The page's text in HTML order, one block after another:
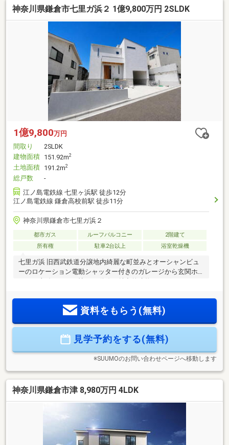
神奈川県鎌倉市七里ガ浜２ 1億9,800万円 2SLDK
1億9,800万円
間取り
2SLDK
建物面積 151.92m2
土地面積 191.2m2
総戸数
-
江ノ島電鉄線 七里ヶ浜駅 徒歩12分
江ノ島電鉄線 鎌倉高校前駅 徒歩11分
神奈川県鎌倉市七里ガ浜２
都市ガス ルーフバルコニー
2階建て
所有権
駐車2台以上 浴室乾燥機
七里ガ浜 旧西武鉄道分譲地内綺麗な町並みとオーシャンビュ
ーのロケーション電動シャッター付きのガレージから玄関ホ
や打たせ湯、肩湯機能付きの1.5坪サイズのユニットバスを採
用■設備仕様キッチン｜キッチンハウス製 フルオーダーセパレ
っていますルーフバルコニーはウッドデッキ仕上げの屋上テ
ラスとなっており、海を望みながらBBQが楽しめます
資料をもらう(無料)
見学予約をする(無料)
※SUUMOのお問い合わせページへ移動します
神奈川県鎌倉市津 8,980万円 4LDK